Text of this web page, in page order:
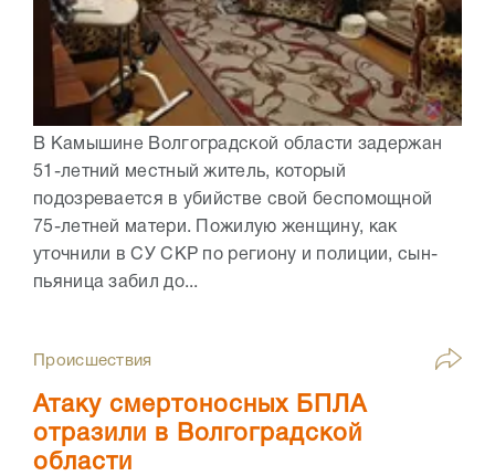
В Камышине Волгоградской области задержан
51-летний местный житель, который
подозревается в убийстве свой беспомощной
75-летней матери. Пожилую женщину, как
уточнили в СУ СКР по региону и полиции, сын-
пьяница забил до...
Происшествия
Атаку смертоносных БПЛА
отразили в Волгоградской
области